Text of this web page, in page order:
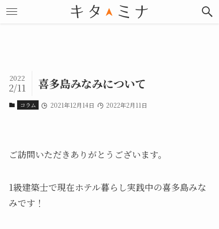
喜多島みなみについて
2022
2/11
コラム 2021年12月14日 2022年2月11日
ご訪問いただきありがとうございます。
1級建築士で現在ホテル暮らし実践中の喜多島みな
みです！